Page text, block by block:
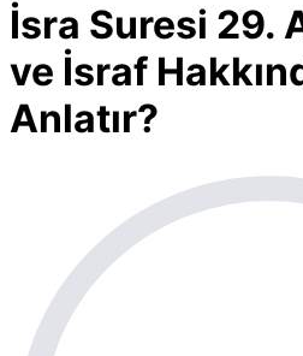
İsra Suresi 29.
ve İsraf
Anlatır?